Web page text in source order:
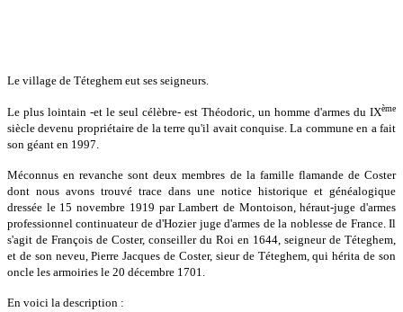
Le village de Téteghem eut ses seigneurs.
Le plus lointain -et le seul célèbre- est Théodoric, un homme d'armes du IXème
siècle devenu propriétaire de la terre qu'il avait conquise. La commune en a fait
son géant en 1997.
Méconnus en revanche sont deux membres de la famille flamande de Coster
dont nous avons trouvé trace dans une notice historique et généalogique
dressée le 15 novembre 1919 par Lambert de Montoison, héraut-juge d'armes
professionnel continuateur de d'Hozier juge d'armes de la noblesse de France. Il
s'agit de François de Coster, conseiller du Roi en 1644, seigneur de Téteghem,
et de son neveu, Pierre Jacques de Coster, sieur de Téteghem, qui hérita de son
oncle les armoiries le 20 décembre 1701.
En voici la description :